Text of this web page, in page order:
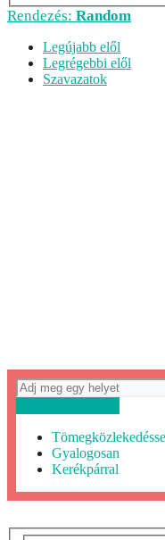
Rendezés: Random
Legújabb elől
Legrégebbi elől
Szavazatok
Gyalogosan
Kerékpárral